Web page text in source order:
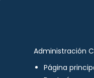
Administración
Página